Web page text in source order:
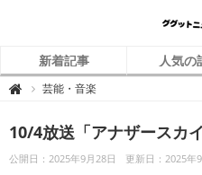
新着記事 人気の
 グ
ニ
ュ
ー
ス
芸能・音楽
10/4放送「アナザースカ
公開日：2025年9月28日 更新日：2025年